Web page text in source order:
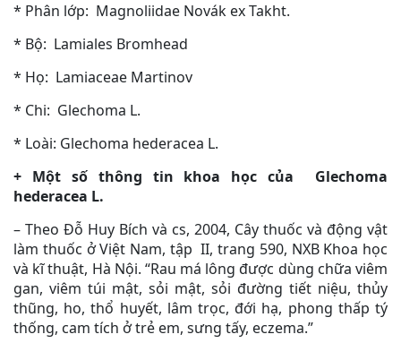
* Phân lớp: Magnoliidae Novák ex Takht.
* Bộ: Lamiales Bromhead
* Họ: Lamiaceae Martinov
* Chi: Glechoma L.
* Loài: Glechoma hederacea L.
+ Một số thông tin khoa học của Glechoma
hederacea L.
– Theo Đỗ Huy Bích và cs, 2004, Cây thuốc và động vật
làm thuốc ở Việt Nam, tập II, trang 590, NXB Khoa học
và kĩ thuật, Hà Nội. “Rau má lông được dùng chữa viêm
gan, viêm túi mật, sỏi mật, sỏi đường tiết niệu, thủy
thũng, ho, thổ huyết, lâm trọc, đới hạ, phong thấp tý
thống, cam tích ở trẻ em, sưng tấy, eczema.”